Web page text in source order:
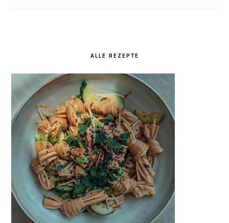
ALLE REZEPTE